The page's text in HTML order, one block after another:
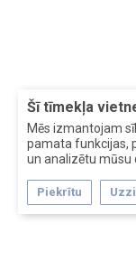
Šī tīmekļa
Mēs izmantojam
pamata funkcijas,
un analizētu mūsu
Piekrītu